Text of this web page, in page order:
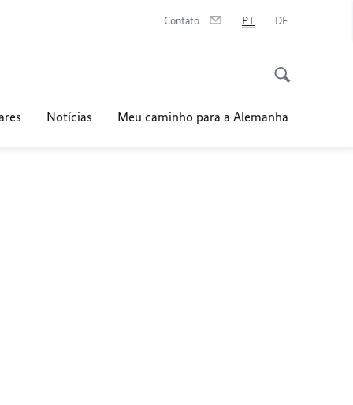
Contato PT DE
Notícias Meu caminho para a Alemanha